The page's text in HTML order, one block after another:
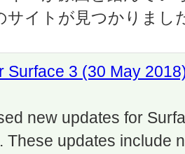
サイトが見つかりまし
Surface 3 (30 May
new updates for
These updates include